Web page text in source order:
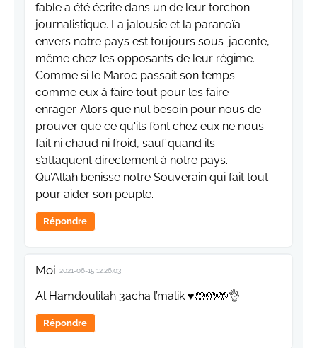
fable a été écrite dans un de leur torchon
journalistique. La jalousie et la paranoïa
envers notre pays est toujours sous-jacente,
même chez les opposants de leur régime.
Comme si le Maroc passait son temps
comme eux à faire tout pour les faire
enrager. Alors que nul besoin pour nous de
prouver que ce qu'ils font chez eux ne nous
fait ni chaud ni froid, sauf quand ils
s’attaquent directement à notre pays.
Qu’Allah benisse notre Souverain qui fait tout
pour aider son peuple.
Répondre
Moi 2021-06-15 12:26:03
Al Hamdoulilah 3acha l’malik ♥️🤲🤲🤲👌
Répondre